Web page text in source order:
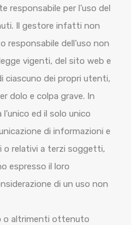
responsabile per l’uso del
Il gestore infatti non
responsabile dell’uso non
vigenti, del sito web e
ciascuno dei propri utenti,
dolo e colpa grave. In
ed il solo unico
di informazioni e
relativi a terzi soggetti,
espresso il loro
di un uso non
o altrimenti ottenuto